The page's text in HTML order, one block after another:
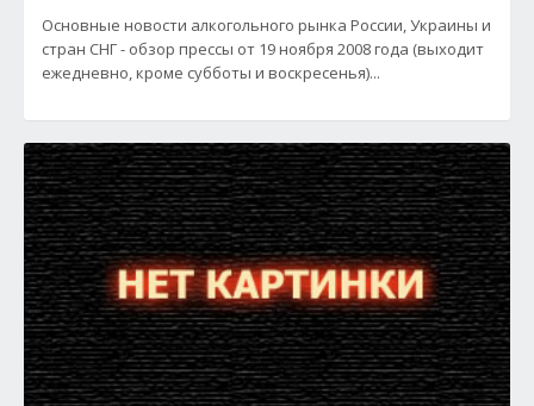
Основные новости алкогольного рынка России, Украины и
стран СНГ - обзор прессы от 19 ноября 2008 года (выходит
ежедневно, кроме субботы и воскресенья)...